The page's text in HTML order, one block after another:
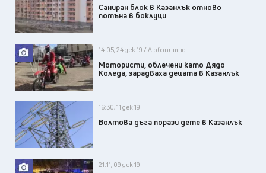
Саниран блок в Казанлък отново
потъна в боклуци
14:05, 24 дек 19 / Любопитно
Мотористи, облечени като Дядо
Коледа, зарадваха децата в Казанлък
16:30, 11 дек 19
Волтова дъга порази дете в Казанлък
21:11, 09 дек 19